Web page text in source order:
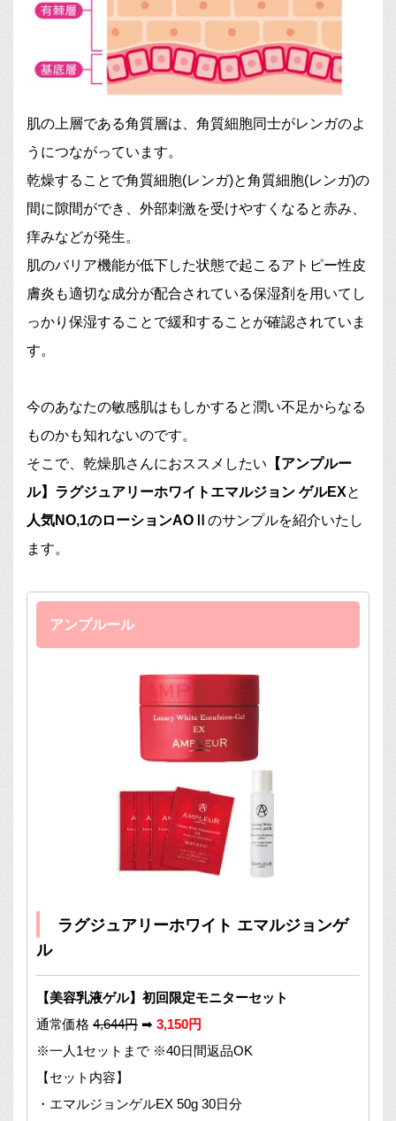
肌の上層である角質層は、角質細胞同士がレンガのよ
うにつながっています。
乾燥することで角質細胞(レンガ)と角質細胞(レンガ)の
間に隙間ができ、外部刺激を受けやすくなると赤み、
痒みなどが発生。
肌のバリア機能が低下した状態で起こるアトピー性皮
膚炎も適切な成分が配合されている保湿剤を用いてし
っかり保湿することで緩和することが確認されていま
す。
今のあなたの敏感肌はもしかすると潤い不足からなる
ものかも知れないのです。
そこで、乾燥肌さんにおススメしたい 【アンプルー
ル】ラグジュアリーホワイトエマルジョン ゲルEXと
人気NO,1のローションAOⅡ のサンプルを紹介いたし
ます。
アンプルール
ラグジュアリーホワイト エマルジョンゲ
ル
【美容乳液ゲル】初回限定モニターセット
通常価格 4,644円 ➡ 3,150円
※一人1セットまで ※40日間返品OK
【セット内容】
・エマルジョンゲルEX 50g 30日分